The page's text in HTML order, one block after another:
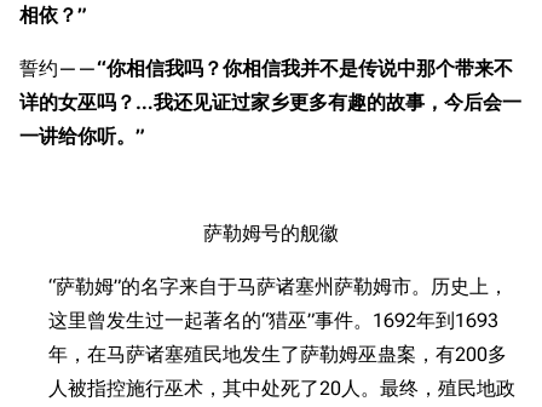
头像
勋章
宿舍与家具
餐厅与料理
浴室
考据勘误汇总
术语词典
物品道具
历次活动关卡图标
舰娘对话小剧场
卫星观测
艾拉微博存档
相依？”
誓约——“你相信我吗？你相信我并不是传说中那个带来不
详的女巫吗？…我还见证过家乡更多有趣的故事，今后会一
一讲给你听。”
萨勒姆号的舰徽
“萨勒姆”的名字来自于马萨诸塞州萨勒姆市。历史上，
这里曾发生过一起著名的“猎巫”事件。1692年到1693
年，在马萨诸塞殖民地发生了萨勒姆巫蛊案，有200多
人被指控施行巫术，其中处死了20人。最终，殖民地政